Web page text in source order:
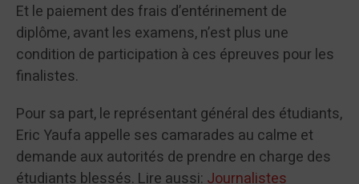
Et le paiement des frais d’entérinement de
diplôme, avant les examens, n’est plus une
condition de participation à ces épreuves pour les
finalistes.
Pour sa part, le représentant général des étudiants,
Eric Yaufa appelle ses camarades au calme et
demande aux autorités de prendre en charge des
étudiants blessés. Lire aussi: Journalistes